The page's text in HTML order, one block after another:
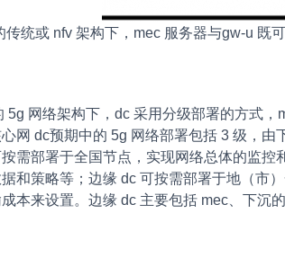
传统或 nfv 架构下，mec 服务器与gw-u 既
5g 网络架构下，dc 采用分级部署的方式
网 dc预期中的 5g 网络部署包括 3 级，
需部署于全国节点，实现网络总体的监
和策略等；边缘 dc 可按需部署于地（市
本来设置。边缘 dc 主要包括 mec、下沉